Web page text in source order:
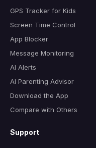
GPS Tracker for Kids
Screen Time Control
App Blocker
Message Monitoring
AI Alerts
AI Parenting Advisor
Download the App
Compare with Others
Support